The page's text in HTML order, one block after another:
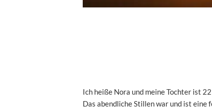
Ich heiße Nora und meine Tochter ist
Das abendliche Stillen war und ist eine